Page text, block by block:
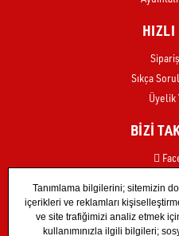
HIZLI
Sıkça
Üyelik
BİZİ